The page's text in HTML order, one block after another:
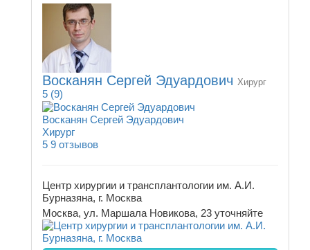
Восканян Сергей Эдуардович Хирург
5 (9)
Восканян Сергей Эдуардович
Хирург
5 9 отзывов
Центр хирургии и трансплантологии им. А.И.
Бурназяна, г. Москва
Москва, ул. Маршала Новикова, 23 уточняйте